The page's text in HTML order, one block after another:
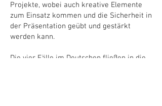
Projekte, wobei auch kreative Elemente
zum Einsatz kommen und die Sicherheit in
der Präsentation geübt und gestärkt
werden kann.
Die vier Fälle im Deutschen fließen in die